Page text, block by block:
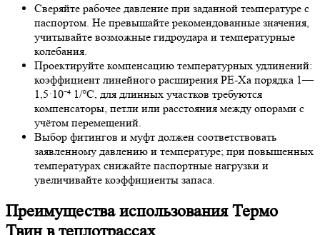
Сверяйте рабочее давление при заданной температуре с
паспортом. Не превышайте рекомендованные значения,
учитывайте возможные гидроудара и температурные
колебания.
Проектируйте компенсацию температурных удлинений:
коэффициент линейного расширения PE‑Xa порядка 1—
1,5·10⁻⁴ 1/°C, для длинных участков требуются
компенсаторы, петли или расстояния между опорами с
учётом перемещений.
Выбор фитингов и муфт должен соответствовать
заявленному давлению и температуре; при повышенных
температурах снижайте паспортные нагрузки и
увеличивайте коэффициенты запаса.
Преимущества использования Термо
Твин в теплотрассах